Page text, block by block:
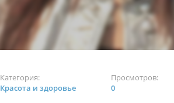
Категория:
Красота и здоровье
Просмотров:
0